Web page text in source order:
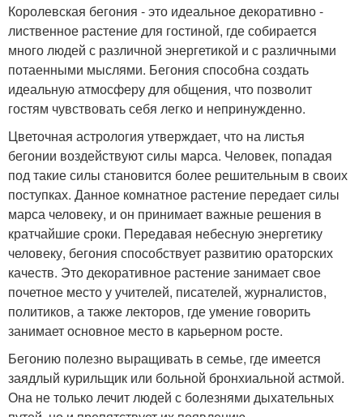
Королевская бегония - это идеальное декоративно -
лиственное растение для гостиной, где собирается
много людей с различной энергетикой и с различными
потаенными мыслями. Бегония способна создать
идеальную атмосферу для общения, что позволит
гостям чувствовать себя легко и непринужденно.
Цветочная астрология утверждает, что на листья
бегонии воздействуют силы марса. Человек, попадая
под такие силы становится более решительным в своих
поступках. Данное комнатное растение передает силы
марса человеку, и он принимает важные решения в
кратчайшие сроки. Передавая небесную энергетику
человеку, бегония способствует развитию ораторских
качеств. Это декоративное растение занимает свое
почетное место у учителей, писателей, журналистов,
политиков, а также лекторов, где умение говорить
занимает основное место в карьерном росте.
Бегонию полезно выращивать в семье, где имеется
заядлый курильщик или больной бронхиальной астмой.
Она не только лечит людей с болезнями дыхательных